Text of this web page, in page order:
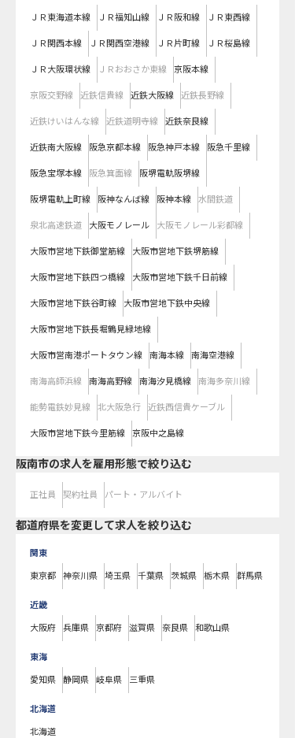
ＪＲ東海道本線 ＪＲ福知山線 ＪＲ阪和線 ＪＲ東西線
ＪＲ関西本線 ＪＲ関西空港線 ＪＲ片町線 ＪＲ桜島線
ＪＲ大阪環状線 ＪＲおおさか東線 京阪本線
京阪交野線 近鉄信貴線 近鉄大阪線 近鉄長野線
近鉄けいはんな線 近鉄道明寺線 近鉄奈良線
近鉄南大阪線 阪急京都本線 阪急神戸本線 阪急千里線
阪急宝塚本線 阪急箕面線 阪堺電軌阪堺線
阪堺電軌上町線 阪神なんば線 阪神本線 水間鉄道
泉北高速鉄道 大阪モノレール 大阪モノレール彩都線
大阪市営地下鉄御堂筋線 大阪市営地下鉄堺筋線
大阪市営地下鉄四つ橋線 大阪市営地下鉄千日前線
大阪市営地下鉄谷町線 大阪市営地下鉄中央線
大阪市営地下鉄長堀鶴見緑地線
大阪市営南港ポートタウン線 南海本線 南海空港線
南海高師浜線 南海高野線 南海汐見橋線 南海多奈川線
能勢電鉄妙見線 北大阪急行 近鉄西信貴ケーブル
大阪市営地下鉄今里筋線 京阪中之島線
阪南市の求人を雇用形態で絞り込む
正社員 契約社員 パート・アルバイト
都道府県を変更して求人を絞り込む
関東
東京都 神奈川県 埼玉県 千葉県 茨城県 栃木県 群馬県
近畿
大阪府 兵庫県 京都府 滋賀県 奈良県 和歌山県
東海
愛知県 静岡県 岐阜県 三重県
北海道
北海道